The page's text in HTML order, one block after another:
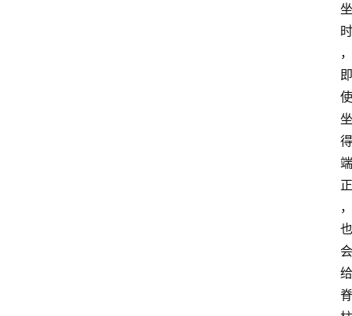
坐
时
，
即
使
坐
得
端
正
，
也
会
给
脊